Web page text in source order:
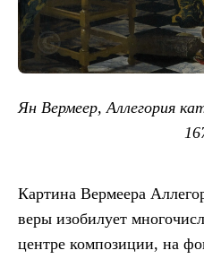
Ян Вермеер, Аллегория
Картина Вермеера
веры изобилует
центре композиции, на